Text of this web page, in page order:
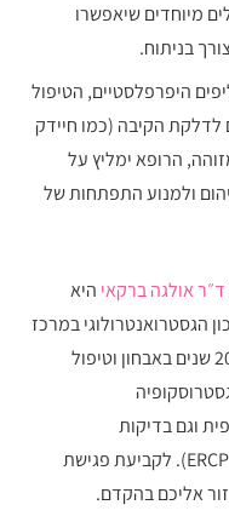
מיוחדים שיאפשרו
בניתוח.
היפרפלסטיים, הטיפול
לדלקת הקיבה (כמו חיידק
הרופא ימליץ על
ולמנוע התפתחות של
ד״ר אולגה ברקאי היא
הגסטרואנטרולוגי במרכז
הרפואי ברזילי, בעלת ניסיון של יותר מ- 20 שנים באבחון וטיפול
וגם בדיקות
אנדוסקופיות מורכבות יותר (כגון EUS ו- ERCP). לקביעת פגישת
אליכם בהקדם.